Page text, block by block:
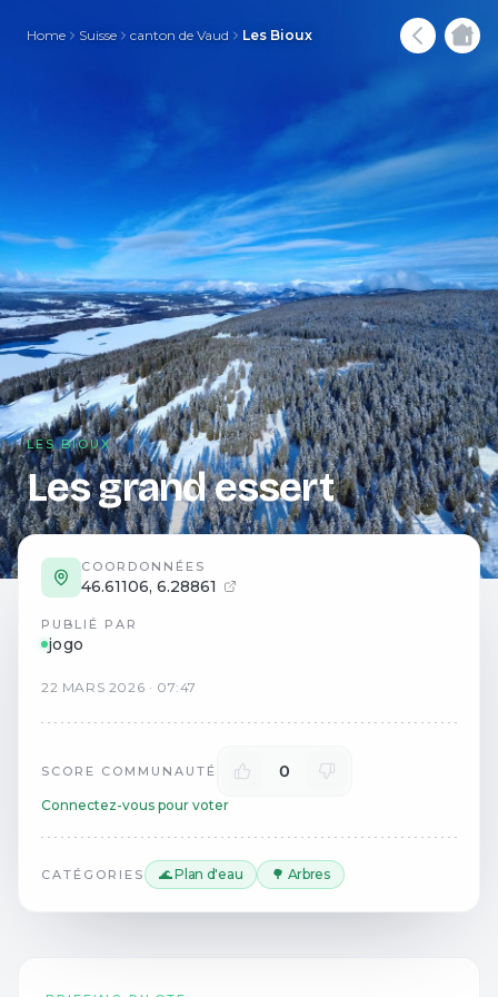
Home Suisse canton de Vaud Les Bioux
LES BIOUX
Les grand essert
COORDONNÉES
46.61106, 6.28861
PUBLIÉ PAR
jogo
22 MARS 2026 · 07:47
SCORE COMMUNAUTÉ 0
Connectez-vous pour voter
CATÉGORIES 🌊 Plan d'eau 🌳 Arbres